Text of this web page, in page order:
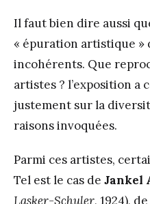
Il faut bien dire aussi
« épuration artistique »
incohérents. Que
artistes ? l’exposition a
justement sur la
raisons invoquées.
Parmi ces artistes,
Tel est le cas de Jankel
Lasker-Schuler, 1924), de